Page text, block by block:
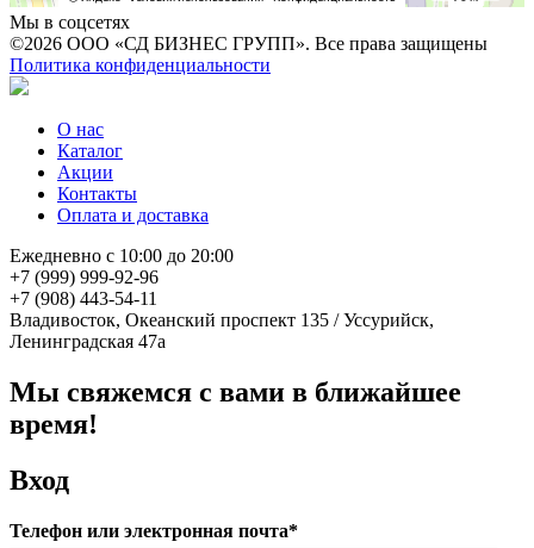
Мы в соцсетях
©2026 ООО «СД БИЗНЕС ГРУПП». Все права защищены
Политика конфиденциальности
О нас
Каталог
Акции
Контакты
Оплата и доставка
Ежедневно с 10:00 до 20:00
+7 (999) 999-92-96
+7 (908) 443-54-11
Владивосток, Океанский проспект 135 / Уссурийск,
Ленинградская 47а
Мы свяжемся с вами в ближайшее
время!
Вход
Телефон или электронная почта*